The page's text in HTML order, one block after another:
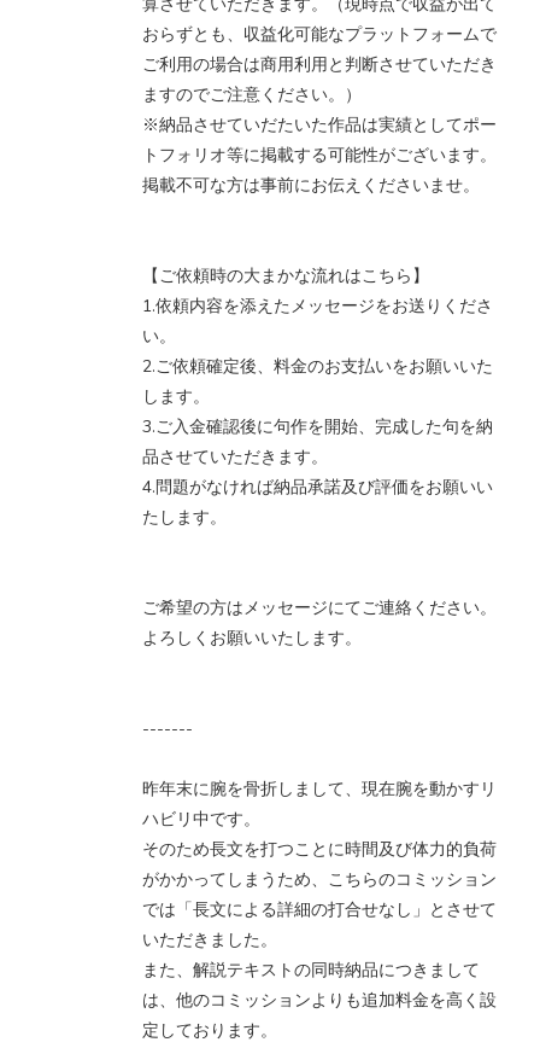
算させていただきます。（現時点で収益が出て
おらずとも、収益化可能なプラットフォームで
ご利用の場合は商用利用と判断させていただき
ますのでご注意ください。）
※納品させていだたいた作品は実績としてポー
トフォリオ等に掲載する可能性がございます。
掲載不可な方は事前にお伝えくださいませ。
【ご依頼時の大まかな流れはこちら】
1.依頼内容を添えたメッセージをお送りくださ
い。
2.ご依頼確定後、料金のお支払いをお願いいた
します。
3.ご入金確認後に句作を開始、完成した句を納
品させていただきます。
4.問題がなければ納品承諾及び評価をお願いい
たします。
ご希望の方はメッセージにてご連絡ください。
よろしくお願いいたします。
-------
昨年末に腕を骨折しまして、現在腕を動かすリ
ハビリ中です。
そのため長文を打つことに時間及び体力的負荷
がかかってしまうため、こちらのコミッション
では「長文による詳細の打合せなし」とさせて
いただきました。
また、解説テキストの同時納品につきまして
は、他のコミッションよりも追加料金を高く設
定しております。